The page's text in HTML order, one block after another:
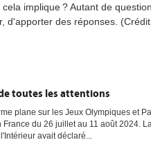
implique ? Autant de
d'apporter des réponses.
toutes les attentions
plane sur les Jeux Olympiques et
France du 26 juillet au 11 août 2024.
avait déclaré...